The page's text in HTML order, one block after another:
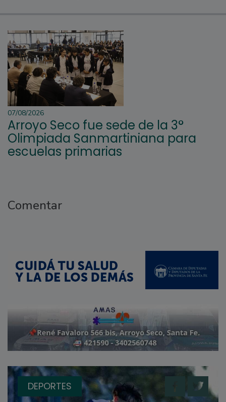
07/08/2026
Arroyo Seco fue sede de la 3°
Olimpiada Sanmartiniana para
escuelas primarias
Comentar
DEPORTES